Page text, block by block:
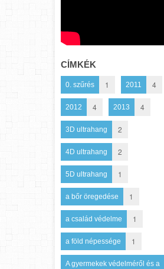
CÍMKÉK
0. szűrés 1 2011 4
2012 4 2013 4
3D ultrahang 2
4D ultrahang 2
5D ultrahang 1
a bőr öregedése 1
a család védelme 1
a föld népessége 1
A gyermekek védelméről és a